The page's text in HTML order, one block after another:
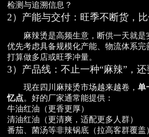
检测与追溯信息？
2）产能与交付：旺季不断货，
麻辣烫是高频生意，断供一天就是
优先考虑具备规模化产能、物流体系完
打算做多店或旺季冲量。
3）产品线：不止一种“麻辣”，
现在四川麻辣烫市场越来越卷， 单
忆点。好的厂家通常能提供：
牛油红油（更香更厚）
清油红油（更清爽，适配更多人群）
番茄、菌汤等非辣锅底（拉高客群覆盖